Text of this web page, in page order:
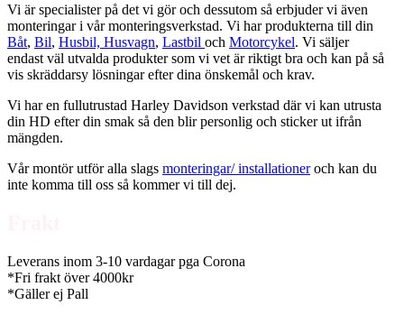
Vi är specialister på det vi gör och dessutom så erbjuder vi även
monteringar i vår monteringsverkstad. Vi har produkterna till din
Båt, Bil, Husbil, Husvagn, Lastbil och Motorcykel. Vi säljer
endast väl utvalda produkter som vi vet är riktigt bra och kan på så
vis skräddarsy lösningar efter dina önskemål och krav.
Vi har en fullutrustad Harley Davidson verkstad där vi kan utrusta
din HD efter din smak så den blir personlig och sticker ut ifrån
mängden.
Vår montör utför alla slags monteringar/ installationeroch kan du
inte komma till oss så kommer vi till dej.
Leverans inom 3-10 vardagar pga Corona
*Fri frakt över 4000kr
*Gäller ej Pall